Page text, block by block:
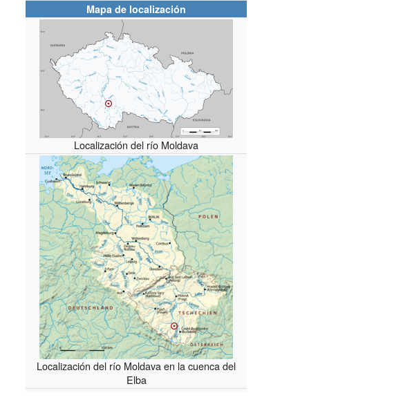
Mapa de localización
Localización del río Moldava
Localización del río Moldava en la cuenca del
Elba